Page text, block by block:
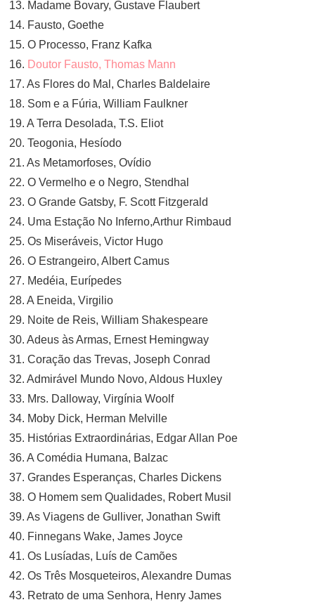
13. Madame Bovary, Gustave Flaubert
14. Fausto, Goethe
15. O Processo, Franz Kafka
16. Doutor Fausto, Thomas Mann
17. As Flores do Mal, Charles Baldelaire
18. Som e a Fúria, William Faulkner
19. A Terra Desolada, T.S. Eliot
20. Teogonia, Hesíodo
21. As Metamorfoses, Ovídio
22. O Vermelho e o Negro, Stendhal
23. O Grande Gatsby, F. Scott Fitzgerald
24. Uma Estação No Inferno,Arthur Rimbaud
25. Os Miseráveis, Victor Hugo
26. O Estrangeiro, Albert Camus
27. Medéia, Eurípedes
28. A Eneida, Virgilio
29. Noite de Reis, William Shakespeare
30. Adeus às Armas, Ernest Hemingway
31. Coração das Trevas, Joseph Conrad
32. Admirável Mundo Novo, Aldous Huxley
33. Mrs. Dalloway, Virgínia Woolf
34. Moby Dick, Herman Melville
35. Histórias Extraordinárias, Edgar Allan Poe
36. A Comédia Humana, Balzac
37. Grandes Esperanças, Charles Dickens
38. O Homem sem Qualidades, Robert Musil
39. As Viagens de Gulliver, Jonathan Swift
40. Finnegans Wake, James Joyce
41. Os Lusíadas, Luís de Camões
42. Os Três Mosqueteiros, Alexandre Dumas
43. Retrato de uma Senhora, Henry James